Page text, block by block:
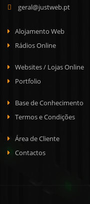
geral@justweb.pt
Alojamento Web
Rádios Online
Websites / Lojas Online
Portfolio
Base de Conhecimento
Termos e Condições
Área de Cliente
Contactos